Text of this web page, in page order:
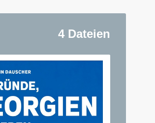
4 Dateien